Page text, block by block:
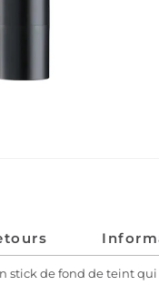
stick de fond de teint